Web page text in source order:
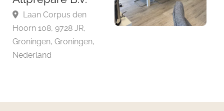
Allprepare B.V.
Laan Corpus den
Hoorn 108, 9728 JR,
Groningen, Groningen,